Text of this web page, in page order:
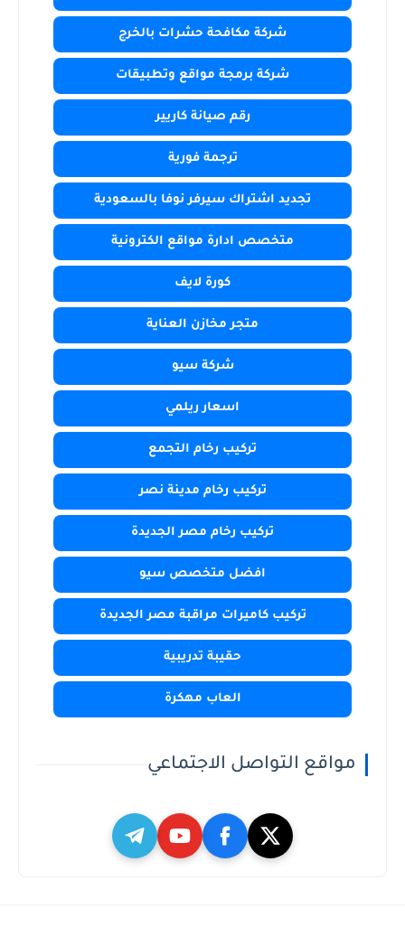
شركة مكافحة حشرات بالخرج
شركة برمجة مواقع وتطبيقات
رقم صيانة كاريير
ترجمة فورية
تجديد اشتراك سيرفر نوفا بالسعودية
متخصص ادارة مواقع الكترونية
كورة لايف
متجر مخازن العناية
شركة سيو
اسعار ريلمي
تركيب رخام التجمع
تركيب رخام مدينة نصر
تركيب رخام مصر الجديدة
افضل متخصص سيو
تركيب كاميرات مراقبة مصر الجديدة
حقيبة تدريبية
العاب مهكرة
مواقع التواصل الاجتماعي